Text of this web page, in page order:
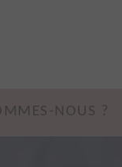
NOUS ?